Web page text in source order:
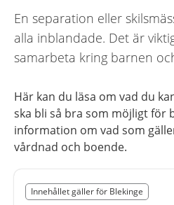
En separation eller
alla inblandade. Det är
samarbeta kring barnen
Här kan du läsa om vad du
ska bli så bra som möjligt för
information om vad som
vårdnad och boende.
Nedan innehåll gäller region Blekinge
Innehållet gäller för Blekinge
Slut på det regionala